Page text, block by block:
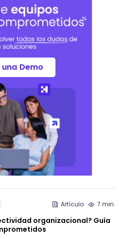
Demo
Artículo 7 min.
organizacional? Guía